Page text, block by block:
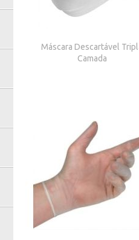
Máscara Descartável
Camada